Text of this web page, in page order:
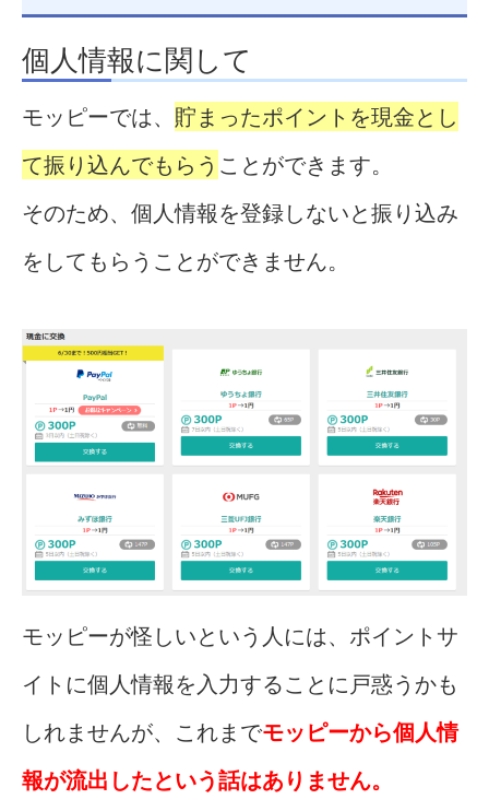
個人情報に関して
モッピーでは、 貯まったポイントを現金とし
て振り込んでもらう ことができます。
そのため、個人情報を登録しないと振り込み
をしてもらうことができません。
モッピーが怪しいという人には、ポイントサ
イトに個人情報を入力することに戸惑うかも
しれませんが、これまでモッピーから個人情
報が流出したという話はありません。